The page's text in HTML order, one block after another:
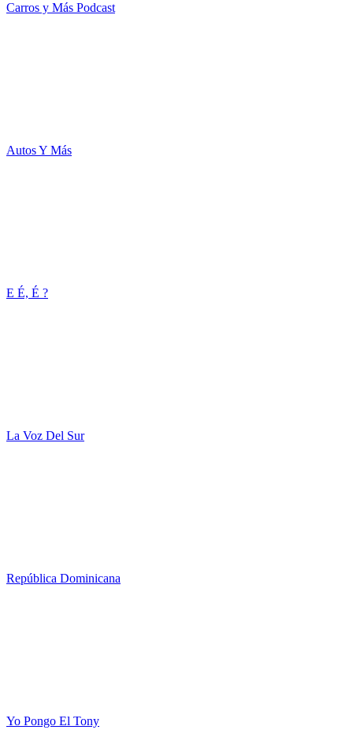
Carros y Más Podcast
Autos Y Más
E É, É ?
La Voz Del Sur
República Dominicana
Yo Pongo El Tony